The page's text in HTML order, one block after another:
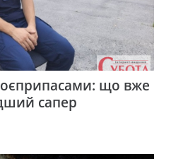
що вже
сапер